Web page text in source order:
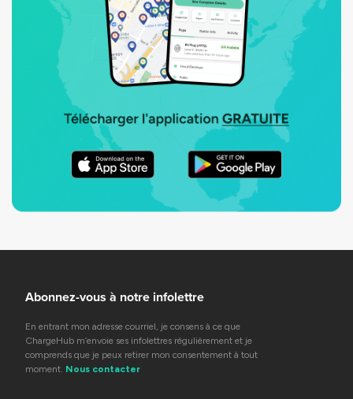
Abonnez-vous à notre infolettre
En entrant mon adresse courriel, je consens à ce que
ChargeHub m’envoie ses infolettres régulièrement et je
comprends que je peux retirer mon consentement à tout
moment. Nous contacter